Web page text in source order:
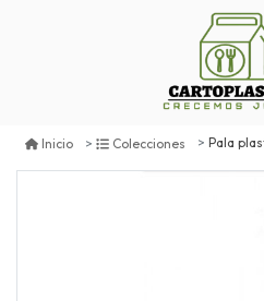
Inicio Colecciones Pala